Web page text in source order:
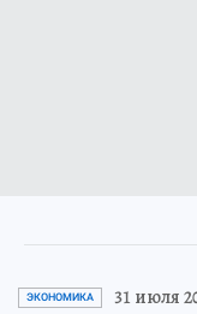
ЭКОНОМИКА 31 июля